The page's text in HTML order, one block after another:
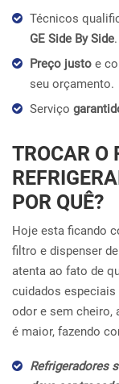
Técnicos
GE Side By Side.
Preço justo e
seu orçamento.
Serviço
TROCAR O
POR QUÊ?
Hoje esta ficando
filtro e dispenser
atenta ao fato de
cuidados especiais
odor e sem cheiro,
é maior, fazendo
Refrigeradores